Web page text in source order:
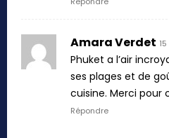
Amara Verdet
Phuket a l’air
ses plages et de
cuisine. Merci pour
Répondre